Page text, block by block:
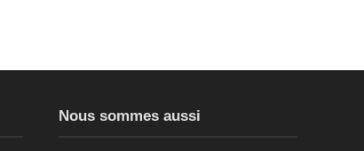
Nous sommes aussi